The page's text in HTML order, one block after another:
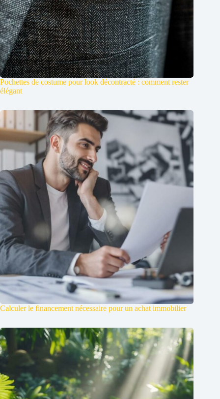
Pochettes de costume pour look décontracté : comment rester
élégant
Calculer le financement nécessaire pour un achat immobilier